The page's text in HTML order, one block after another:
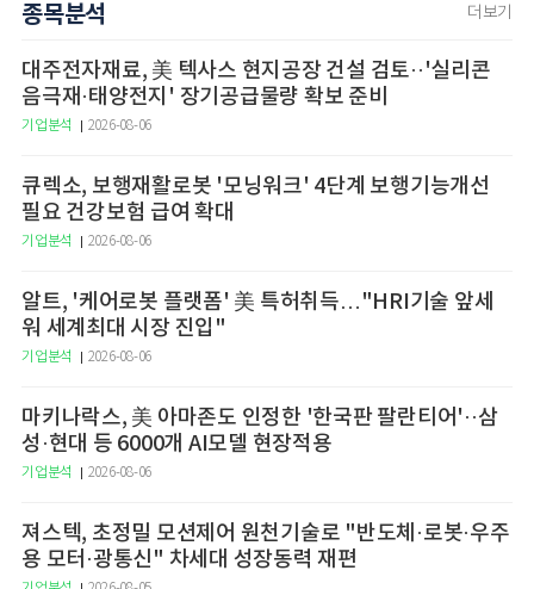
종목분석 더보기
대주전자재료, 美 텍사스 현지공장 건설 검토··'실리콘
음극재·태양전지' 장기공급물량 확보 준비
기업분석 2026-08-06
큐렉소, 보행재활로봇 '모닝워크' 4단계 보행기능개선
필요 건강보험 급여 확대
기업분석 2026-08-06
알트, '케어로봇 플랫폼' 美 특허취득…"HRI기술 앞세
워 세계최대 시장 진입"
기업분석 2026-08-06
마키나락스, 美 아마존도 인정한 '한국판 팔란티어'··삼
성·현대 등 6000개 AI모델 현장적용
기업분석 2026-08-06
져스텍, 초정밀 모션제어 원천기술로 "반도체·로봇·우주
용 모터·광통신" 차세대 성장동력 재편